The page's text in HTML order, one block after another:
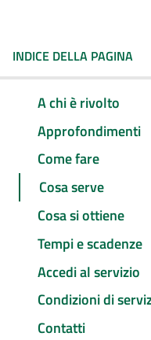
INDICE DELLA PAGINA
A chi è rivolto
Approfondimenti
Come fare
Cosa serve
Cosa si ottiene
Tempi e scadenze
Accedi al servizio
Condizioni di
Contatti